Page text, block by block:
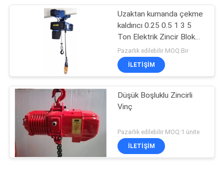
Uzaktan kumanda çekme
kaldırıcı 0.25 0.5 1 3 5
Ton Elektrik Zincir Blok
kaldırıcı
Pazarlık edilebilir MOQ:Bir
ILETIŞIM
Düşük Boşluklu Zincirli
Vinç
Pazarlık edilebilir MOQ:1 ünite
ILETIŞIM